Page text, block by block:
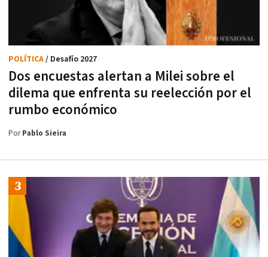
Dos encuestas alertan a Milei sobre el
dilema que enfrenta su reelección por el
rumbo económico
POLÍTICA/ Desafío 2027
PorPablo Sieira